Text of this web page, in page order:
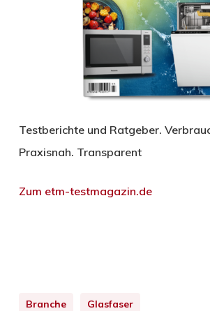
Testberichte und Ratgeber.
Praxisnah. Transparent
Zum etm-testmagazin.de
Branche Glasfaser